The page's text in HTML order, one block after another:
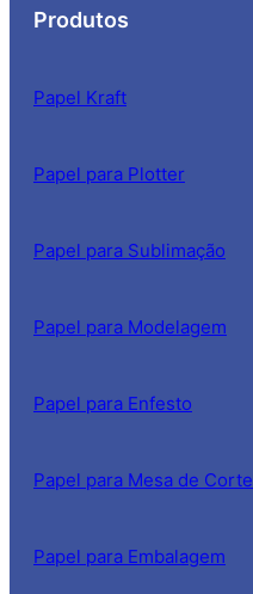
Produtos
Papel Kraft
Papel para Plotter
Papel para Sublimação
Papel para Modelagem
Papel para Enfesto
Papel para Mesa de Corte
Papel para Embalagem